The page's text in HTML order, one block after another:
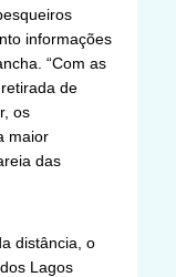
informações
“Com as
de
os
maior
das
distância, o
Lagos